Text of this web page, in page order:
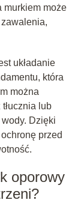
murkiem może
układanie
która
można
lub
Dzięki
przed
oporowy